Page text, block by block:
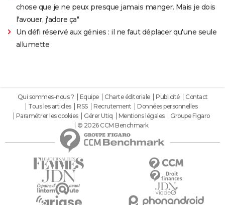
chose que je ne peux presque jamais manger. Mais je dois
l'avouer, j'adore ça"
Un défi réservé aux génies : il ne faut déplacer qu'une seule
allumette
Qui sommes-nous ? Equipe Charte éditoriale Publicité
Contact
Tous les articles
RSS Recrutement
Données personnelles
Paramétrer les cookies
Gérer Utiq Mentions légales
Groupe Figaro
© 2026 CCM Benchmark